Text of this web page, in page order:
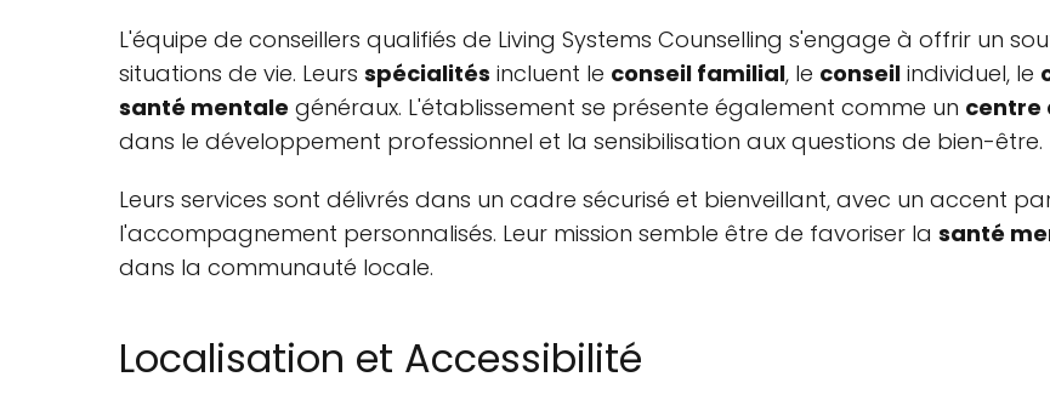
L'équipe de conseillers qualifiés de Living Systems Counselling s'engage à offrir un
situations de vie. Leurs spécialités incluent le conseil familial, le conseil individuel, le
santé mentale généraux. L'établissement se présente également comme un centre
dans le développement professionnel et la sensibilisation aux questions de bien-être.
Leurs services sont délivrés dans un cadre sécurisé et bienveillant, avec un accent
l'accompagnement personnalisés. Leur mission semble être de favoriser la santé
dans la communauté locale.
Localisation et Accessibilité